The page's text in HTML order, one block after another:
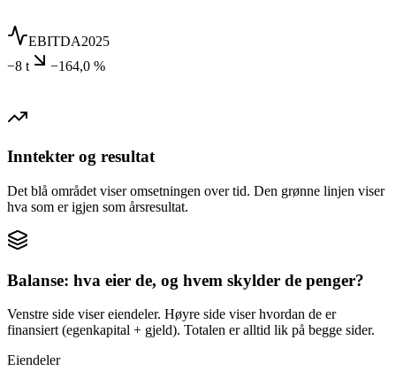
EBITDA2025
−8 t
−164,0 %
Inntekter og resultat
Det blå området viser omsetningen over tid. Den grønne linjen viser
hva som er igjen som årsresultat.
Balanse: hva eier de, og hvem skylder de penger?
Venstre side viser eiendeler. Høyre side viser hvordan de er
finansiert (egenkapital + gjeld). Totalen er alltid lik på begge sider.
Eiendeler